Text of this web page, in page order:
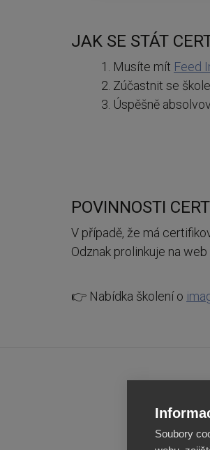
JAK SE STÁT
Musíte mít Feed
Zúčastnit se
Úspěšně
POVINNOSTI
V případě, že má
Odznak prolinkuje na
👉 Nabídka školení o
Soubory